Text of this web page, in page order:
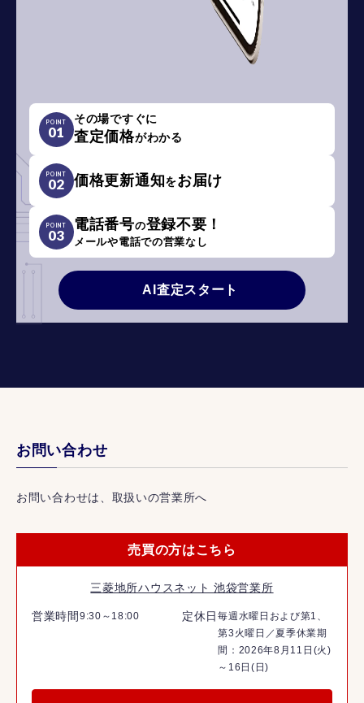
POINT
01
その場ですぐに
査定価格がわかる
POINT
02 価格更新通知をお届け
POINT
03
電話番号の登録不要！
メールや電話での営業なし
AI査定スタート
お問い合わせ
お問い合わせは、取扱いの営業所へ
売買の方はこちら
三菱地所ハウスネット 池袋営業所
営業時間 9:30～18:00 定休日毎週水曜日および第1、
第3火曜日／夏季休業期
間：2026年8月11日(火)
～16日(日)